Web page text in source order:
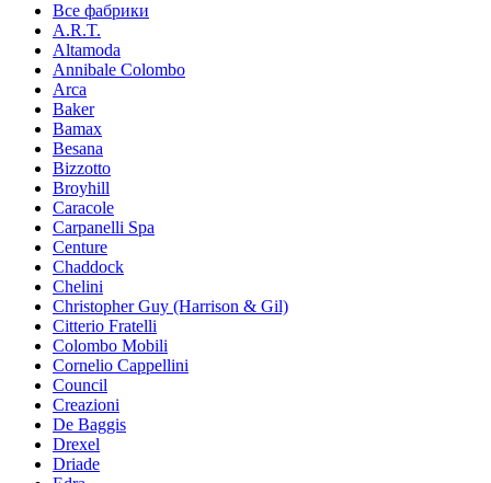
Все фабрики
A.R.T.
Altamoda
Annibale Colombo
Arca
Baker
Bamax
Besana
Bizzotto
Broyhill
Caracole
Carpanelli Spa
Centure
Chaddock
Chelini
Christopher Guy (Harrison & Gil)
Citterio Fratelli
Colombo Mobili
Cornelio Cappellini
Council
Creazioni
De Baggis
Drexel
Driade